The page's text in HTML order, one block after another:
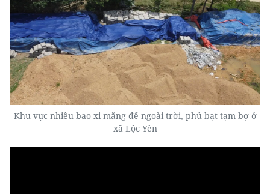
Khu vực nhiều bao xi măng để ngoài trời, phủ bạt tạm bợ ở
xã Lộc Yên